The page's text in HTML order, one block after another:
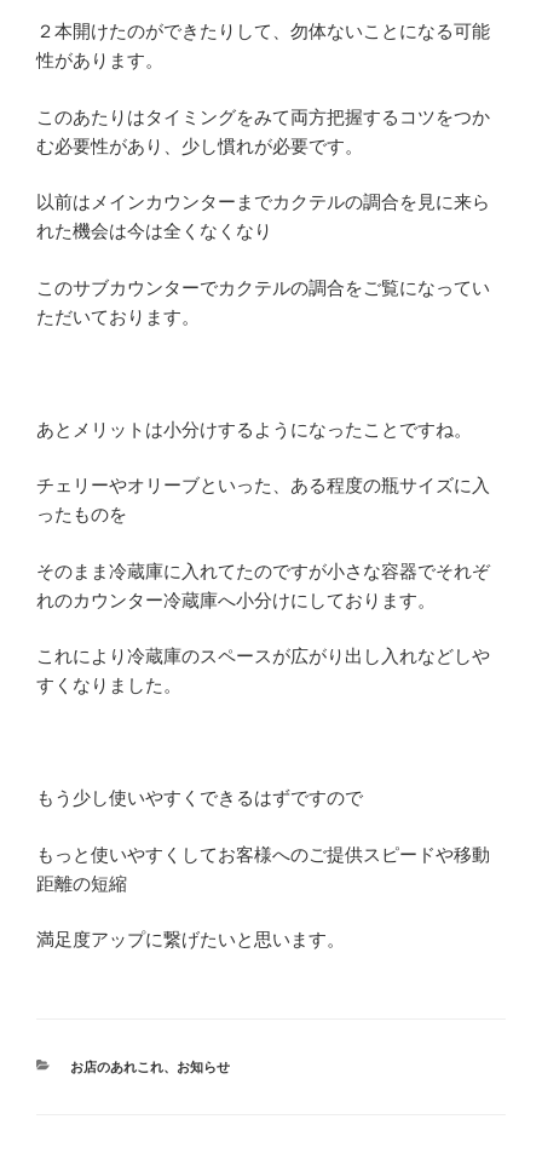
２本開けたのができたりして、勿体ないことになる可能
性があります。
このあたりはタイミングをみて両方把握するコツをつか
む必要性があり、少し慣れが必要です。
以前はメインカウンターまでカクテルの調合を見に来ら
れた機会は今は全くなくなり
このサブカウンターでカクテルの調合をご覧になってい
ただいております。
あとメリットは小分けするようになったことですね。
チェリーやオリーブといった、ある程度の瓶サイズに入
ったものを
そのまま冷蔵庫に入れてたのですが小さな容器でそれぞ
れのカウンター冷蔵庫へ小分けにしております。
これにより冷蔵庫のスペースが広がり出し入れなどしや
すくなりました。
もう少し使いやすくできるはずですので
もっと使いやすくしてお客様へのご提供スピードや移動
距離の短縮
満足度アップに繋げたいと思います。
カ
お店のあれこれ、 お知らせ